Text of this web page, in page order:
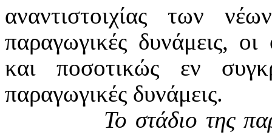
αναντιστοιχίας των
παραγωγικές δυνάμεις, οι
και ποσοτικώς εν
παραγωγικές δυνάμεις.
Το στάδιο της